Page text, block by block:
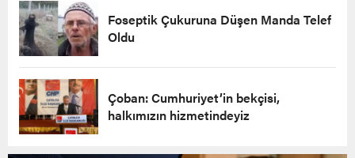
Foseptik Çukuruna Düşen Manda Telef
Oldu
Çoban: Cumhuriyet’in bekçisi,
halkımızın hizmetindeyiz